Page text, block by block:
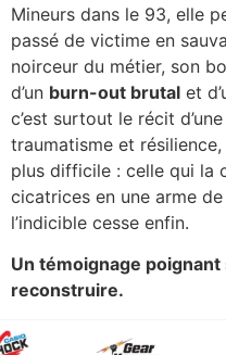
Mineurs dans le 93, elle
passé de victime en
noirceur du métier, son
d’un burn-out brutal et
c’est surtout le récit d’une
traumatisme et
plus difficile : celle qui la
cicatrices en une arme
l’indicible cesse enfin.
Un témoignage
reconstruire.